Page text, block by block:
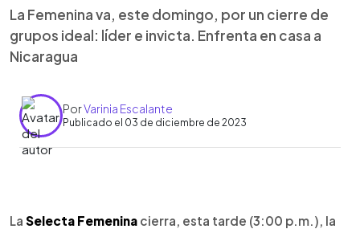
La Femenina va, este domingo, por un cierre de
grupos ideal: líder e invicta. Enfrenta en casa a
Nicaragua
PorVarinia Escalante
Publicado el 03 de diciembre de 2023
Escuchar artículo
La Selecta Femenina cierra, esta tarde (3:00 p.m.), la